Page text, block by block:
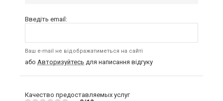
Введіть email:
Ваш e-mail не відображатиметься на сайті
або Авторизуйтесь для написання відгуку
Качество предоставляемых услуг